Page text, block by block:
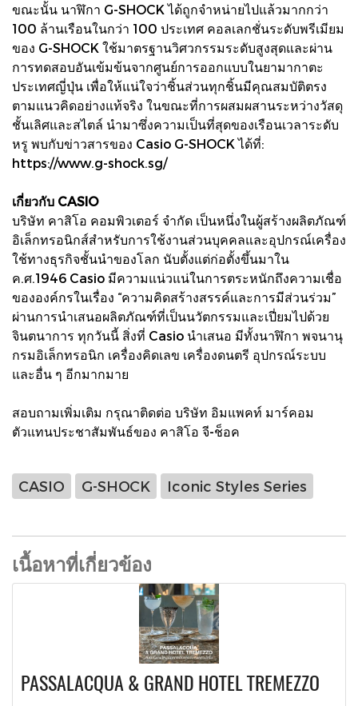
ขณะนั้น นาฬิกา G-SHOCK ได้ถูกจำหน่ายไปแล้วมากกว่า
100 ล้านเรือนในกว่า 100 ประเทศ คอลเลกชั่นระดับพรีเมียม
ของ G-SHOCK ใช้มาตรฐานวิศวกรรมระดับสูงสุดและผ่าน
การทดสอบอันเข้มข้นจากศูนย์การออกแบบในยามากาตะ
ประเทศญี่ปุ่น เพื่อให้แน่ใจว่าชิ้นส่วนทุกชิ้นมีคุณสมบัติตรง
ตามแนวคิดอย่างแท้จริง ในขณะที่การผสมผสานระหว่างวัสดุ
ชั้นเลิศและสไตล์ นำมาซึ่งความเป็นที่สุดของเรือนเวลาระดับ
หรู พบกับข่าวสารของ Casio G-SHOCK ได้ที่:
https://www.g-shock.sg/
เกี่ยวกับ CASIO
บริษัท คาสิโอ คอมพิวเตอร์ จำกัด เป็นหนึ่งในผู้สร้างผลิตภัณฑ์
อิเล็กทรอนิกส์สำหรับการใช้งานส่วนบุคคลและอุปกรณ์เครื่อง
ใช้ทางธุรกิจชั้นนำของโลก นับตั้งแต่ก่อตั้งขึ้นมาใน
ค.ศ.1946 Casio มีความแน่วแน่ในการตระหนักถึงความเชื่อ
ขององค์กรในเรื่อง “ความคิดสร้างสรรค์และการมีส่วนร่วม”
ผ่านการนำเสนอผลิตภัณฑ์ที่เป็นนวัตกรรมและเปี่ยมไปด้วย
จินตนาการ ทุกวันนี้ สิ่งที่ Casio นำเสนอ มีทั้งนาฬิกา พจนานุ
กรมอิเล็กทรอนิก เครื่องคิดเลข เครื่องดนตรี อุปกรณ์ระบบ
และอื่น ๆ อีกมากมาย
สอบถามเพิ่มเติม กรุณาติดต่อ บริษัท อิมแพคท์ มาร์คอม
ตัวแทนประชาสัมพันธ์ของ คาสิโอ จี-ช็อค
CASIO G-SHOCK Iconic Styles Series
เนื้อหาที่เกี่ยวข้อง
PASSALACQUA & GRAND HOTEL TREMEZZO